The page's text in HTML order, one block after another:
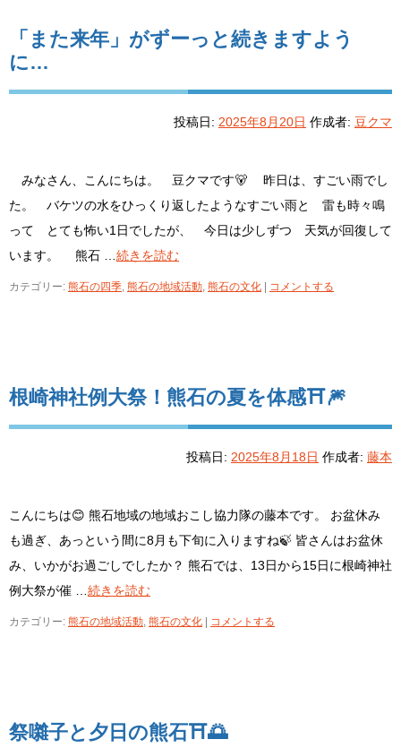
「また来年」がずーっと続きますよう
に…
投稿日: 2025年8月20日 作成者: 豆クマ
みなさん、こんにちは。 豆クマです🐻 昨日は、すごい雨でし
た。 バケツの水をひっくり返したようなすごい雨と 雷も時々鳴
って とても怖い1日でしたが、 今日は少しずつ 天気が回復して
います。 熊石 … 続きを読む
カテゴリー: 熊石の四季, 熊石の地域活動, 熊石の文化 コメントする
根崎神社例大祭！熊石の夏を体感⛩️🎆
投稿日: 2025年8月18日 作成者: 藤本
こんにちは😊 熊石地域の地域おこし協力隊の藤本です。 お盆休み
も過ぎ、あっという間に8月も下旬に入りますね🍃 皆さんはお盆休
み、いかがお過ごしでしたか？ 熊石では、13日から15日に根崎神社
例大祭が催 … 続きを読む
カテゴリー: 熊石の地域活動, 熊石の文化 コメントする
祭囃子と夕日の熊石⛩️🌅